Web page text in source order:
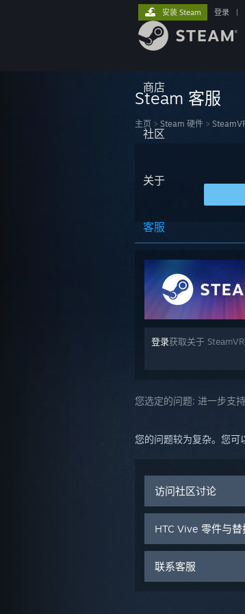
商店
社区
关于
客服
安装 Steam 登录
Steam 客服
主页 > Steam 硬件 >
登录获取关于
您选定的问题: 进一步支持
您的问题较为复杂。您可
访问社区讨论
HTC Vive 零件与替
联系客服